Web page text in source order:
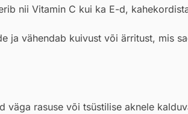
nii Vitamin C kui ka E-d,
ja vähendab kuivust või ärritust, mis
väga rasuse või tsüstilise aknele